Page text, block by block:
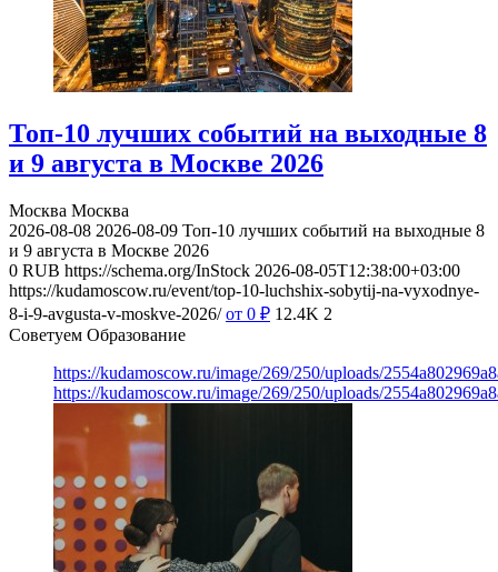
Топ-10 лучших событий на выходные 8
и 9 августа в Москве 2026
Москва Москва
2026-08-08 2026-08-09 Топ-10 лучших событий на выходные 8
и 9 августа в Москве 2026
0 RUB https://schema.org/InStock 2026-08-05T12:38:00+03:00
https://kudamoscow.ru/event/top-10-luchshix-sobytij-na-vyxodnye-
8-i-9-avgusta-v-moskve-2026/ от 0 ₽ 12.4K 2
Советуем Образование
https://kudamoscow.ru/image/269/250/uploads/
https://kudamoscow.ru/image/269/250/uploads/